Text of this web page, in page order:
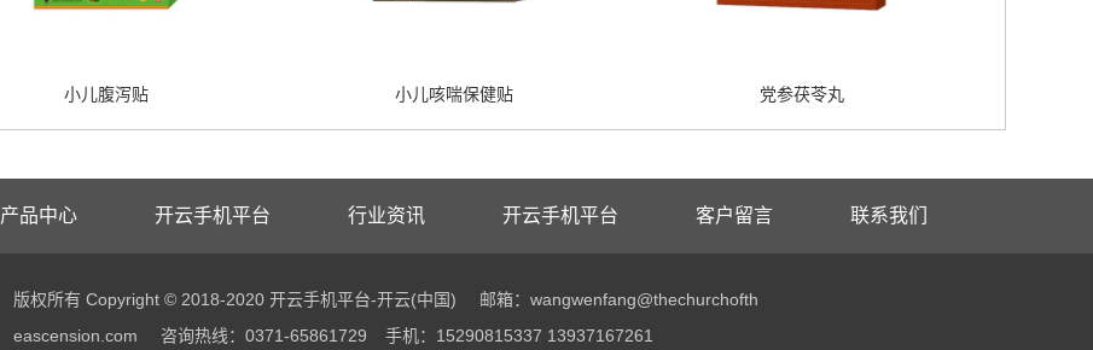
小儿腹泻贴 小儿咳喘保健贴 党参茯苓丸
产品中心 开云手机平台 行业资讯 开云手机平台 客户留言 联系我们
版权所有 Copyright © 2018-2020 开云手机平台-开云(中国)
邮箱：wangwenfang@thechurchofth
eascension.com
咨询热线：0371-65861729 手机：15290815337 13937167261